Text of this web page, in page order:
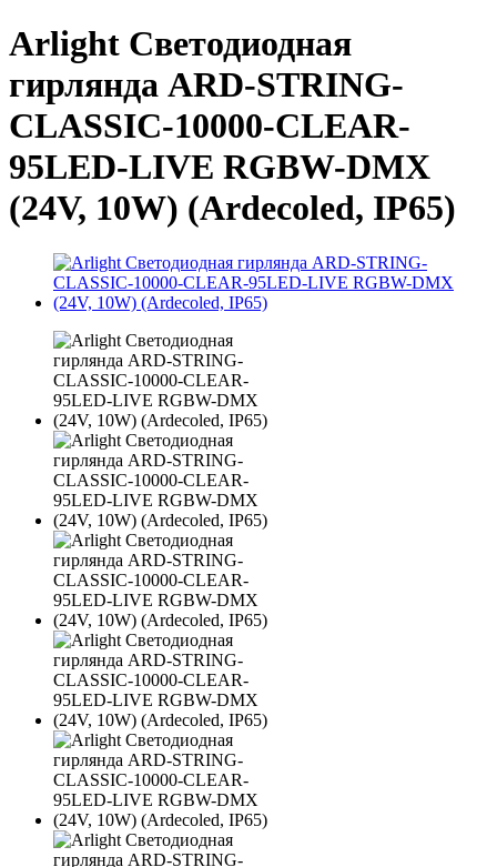
Arlight Светодиодная
гирлянда ARD-STRING-
CLASSIC-10000-CLEAR-
95LED-LIVE RGBW-DMX
(24V, 10W) (Ardecoled, IP65)